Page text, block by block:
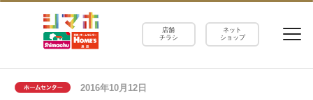
店舗
チラシ
ネット
ショップ
2016年10月12日